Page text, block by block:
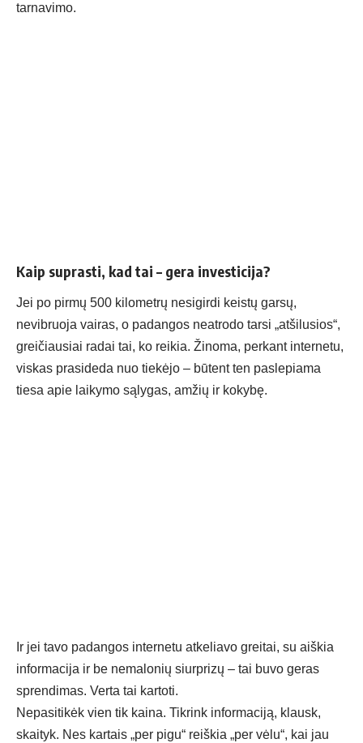
tarnavimo.
Kaip suprasti, kad tai – gera investicija?
Jei po pirmų 500 kilometrų nesigirdi keistų garsų,
nevibruoja vairas, o padangos neatrodo tarsi „atšilusios“,
greičiausiai radai tai, ko reikia. Žinoma, perkant internetu,
viskas prasideda nuo tiekėjo – būtent ten paslepiama
tiesa apie laikymo sąlygas, amžių ir kokybę.
Ir jei tavo padangos internetu atkeliavo greitai, su aiškia
informacija ir be nemalonių siurprizų – tai buvo geras
sprendimas. Verta tai kartoti.
Nepasitikėk vien tik kaina. Tikrink informaciją, klausk,
skaityk. Nes kartais „per pigu“ reiškia „per vėlu“, kai jau